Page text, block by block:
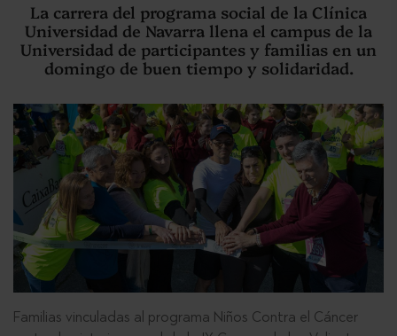
La carrera del programa social de la Clínica
Universidad de Navarra llena el campus de la
Universidad de participantes y familias en un
domingo de buen tiempo y solidaridad.
Familias vinculadas al programa Niños Contra el Cáncer